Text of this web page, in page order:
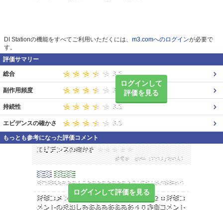
DI Stationの機能をすべてご利用いただくには、 m3.comへのログインが必要で
す。
評価サマリー
ログインして
評価を見る
総合
副作用頻度
持続性
エビデンスの確かさ
もっとも参考になった評価コメント
ログインして評価を見る